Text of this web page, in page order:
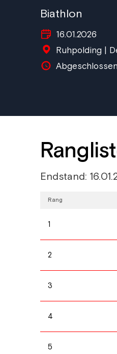
Biathlon
16.01.2026
Ruhpolding |
Abgeschlossen
Endstand:
Rang
1
2
3
4
5